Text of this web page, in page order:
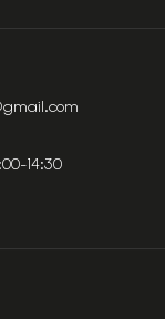
gmail.com
14:30